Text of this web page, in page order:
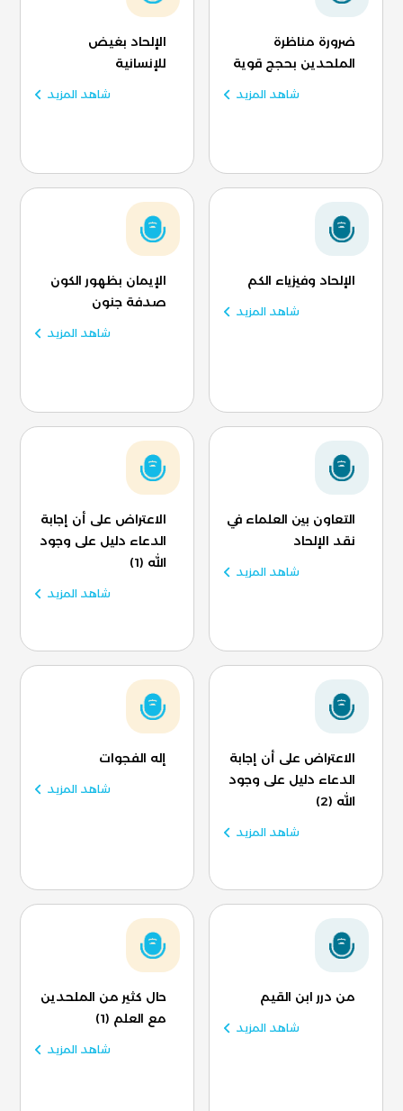
ضرورة مناظرة
الملحدين بحجج قوية
شاهد المزيد
الإلحاد بغيض
للإنسانية
شاهد المزيد
الإلحاد وفيزياء الكم
شاهد المزيد
الإيمان بظهور الكون
صدفة جنون
شاهد المزيد
التعاون بين العلماء في
نقد الإلحاد
شاهد المزيد
الاعتراض على أن إجابة
الدعاء دليل على وجود
الله (1)
شاهد المزيد
الاعتراض على أن إجابة
الدعاء دليل على وجود
الله (2)
شاهد المزيد
إله الفجوات
شاهد المزيد
من درر ابن القيم
شاهد المزيد
حال كثير من الملحدين
مع العلم (1)
شاهد المزيد